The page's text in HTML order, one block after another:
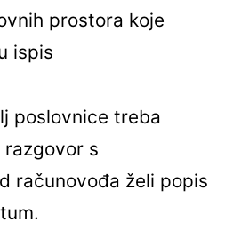
prostora koje
ispis
poslovnice treba
s
računovođa želi popis